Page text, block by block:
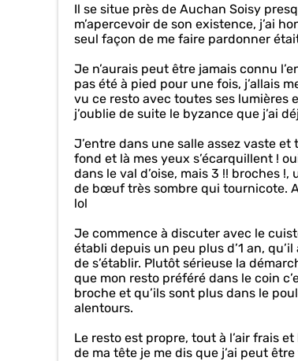
Il se situe près de Auchan Soisy
m’apercevoir de son existence, j’ai
seul façon de me faire pardonner
Je n’aurais peut être jamais connu
pas été à pied pour une fois, j’allais
vu ce resto avec toutes ses lumières
j’oublie de suite le byzance que j’ai
J’entre dans une salle assez vaste
fond et là mes yeux s’écarquillent !
dans le val d’oise, mais 3 !! broches
de bœuf très sombre qui tournicote.
lol
Je commence à discuter avec le
établi depuis un peu plus d’1 an,
de s’établir. Plutôt sérieuse la
que mon resto préféré dans le coin
broche et qu’ils sont plus dans le
alentours.
Le resto est propre, tout à l’air frais
de ma tête je me dis que j’ai peut